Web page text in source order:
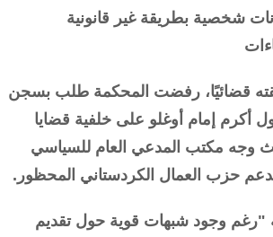
شخصية بطريقة غير قانونية
قضائيًا، رفضت المحكمة طلب بسجن
أكرم إمام أوغلو على خلفية قضايا
وجه مكتب المدعي العام للسياسي
حزب العمال الكردستاني المحظور.
"رغم وجود شبهات قوية حول تقديم